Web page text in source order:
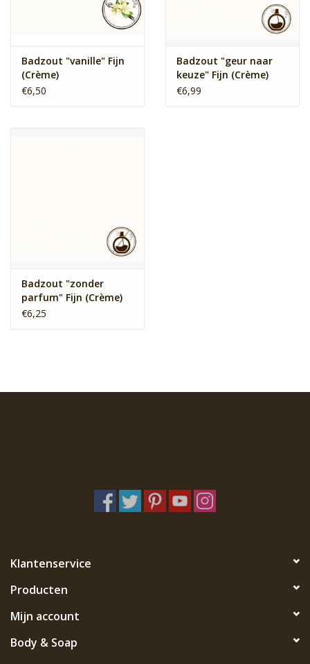
Badzout "vanille" Fijn
(Crème)
€6,50
Badzout "geur naar
keuze" Fijn (Crème)
€6,99
Badzout "zonder
parfum" Fijn (Crème)
€6,25
Klantenservice
Producten
Mijn account
Body & Soap